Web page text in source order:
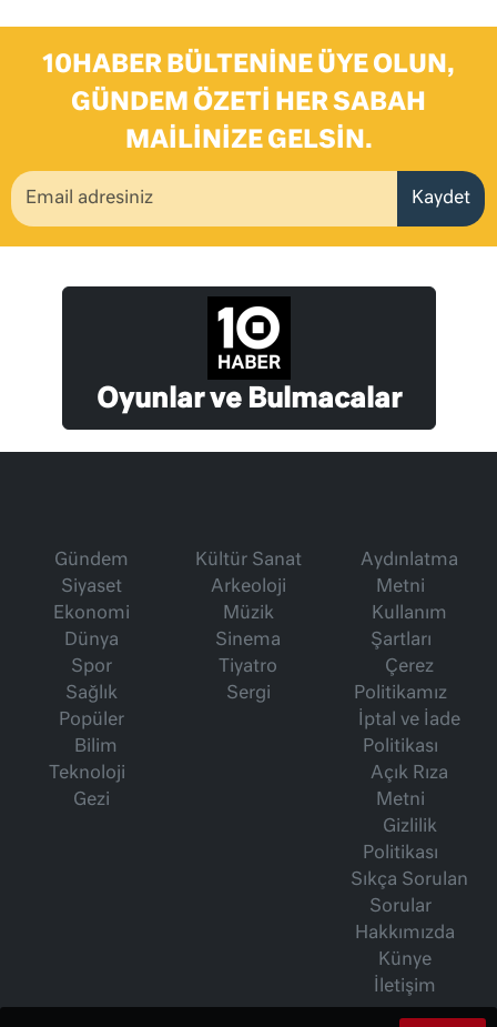
10HABER BÜLTENINE ÜYE OLUN,
GÜNDEM ÖZETI HER SABAH
MAILINIZE GELSIN.
Kaydet
Oyunlar ve Bulmacalar
Gündem
Siyaset
Ekonomi
Dünya
Spor
Sağlık
Popüler
Bilim
Teknoloji
Gezi
Kültür Sanat
Arkeoloji
Müzik
Sinema
Tiyatro
Sergi
Aydınlatma
Metni
Kullanım
Şartları
Çerez
Politikamız
İptal ve İade
Politikası
Açık Rıza
Metni
Gizlilik
Politikası
Sıkça Sorulan
Sorular
Hakkımızda
Künye
İletişim